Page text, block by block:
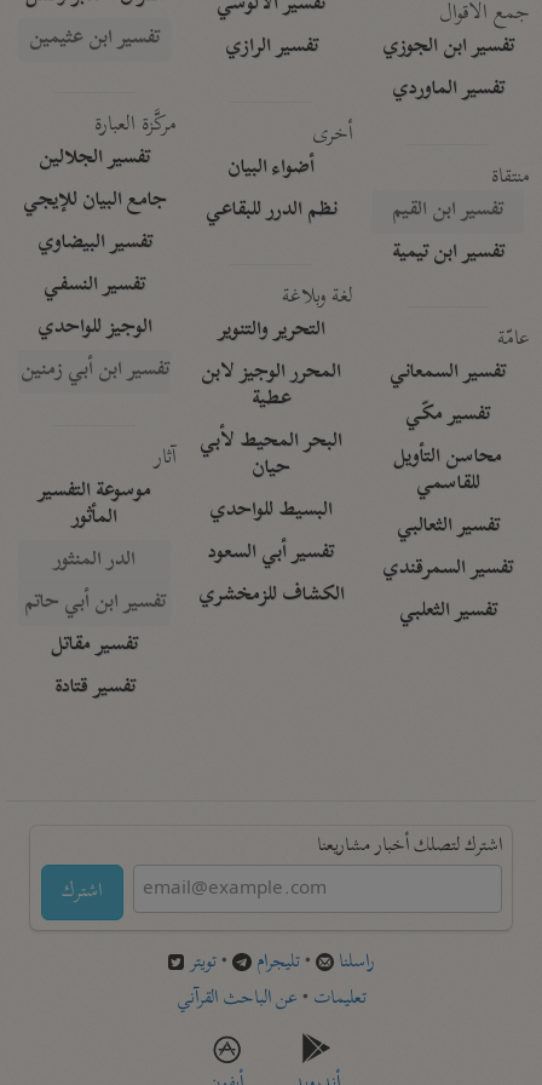
جمع الأقوال
تفسير ابن الجوزي
تفسير الماوردي
منتقاة
تفسير ابن القيم
تفسير ابن تيمية
عامّة
تفسير السمعاني
تفسير مكّي
محاسن التأويل
للقاسمي
تفسير الثعالبي
تفسير السمرقندي
تفسير الثعلبي
تفسير الرازي
أخرى
أضواء البيان
نظم الدرر للبقاعي
لغة وبلاغة
التحرير والتنوير
المحرر الوجيز لابن
عطية
البحر المحيط لأبي
حيان
البسيط للواحدي
تفسير أبي السعود
الكشاف للزمخشري
تفسير ابن عثيمين
مركَّزة العبارة
تفسير الجلالين
جامع البيان للإيجي
تفسير البيضاوي
تفسير النسفي
الوجيز للواحدي
تفسير ابن أبي زمنين
آثار
موسوعة التفسير
المأثور
الدر المنثور
تفسير ابن أبي حاتم
تفسير مقاتل
تفسير قتادة
اشترك لتصلك أخبار مشاريعنا
اشترك
راسلنا •تليجرام •تويتر
تعليمات •عن الباحث القرآني